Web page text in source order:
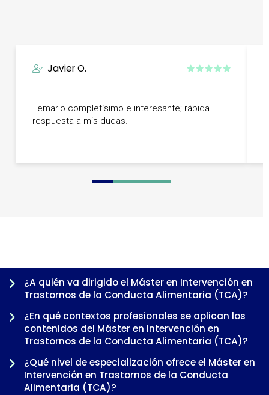
Javier O.
Temario completísimo e interesante; rápida
respuesta a mis dudas.
0 1 2 3 4 5 6 7 8
¿A quién va dirigido el Máster en Intervención en
Trastornos de la Conducta Alimentaria (TCA)?
¿En qué contextos profesionales se aplican los
contenidos del Máster en Intervención en
Trastornos de la Conducta Alimentaria (TCA)?
¿Qué nivel de especialización ofrece el Máster en
Intervención en Trastornos de la Conducta
Alimentaria (TCA)?